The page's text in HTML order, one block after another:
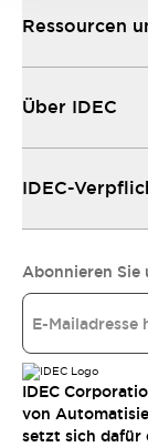
Ressourcen
Über IDEC
IDEC-
Abonnieren Sie
IDEC
von
setzt sich dafür